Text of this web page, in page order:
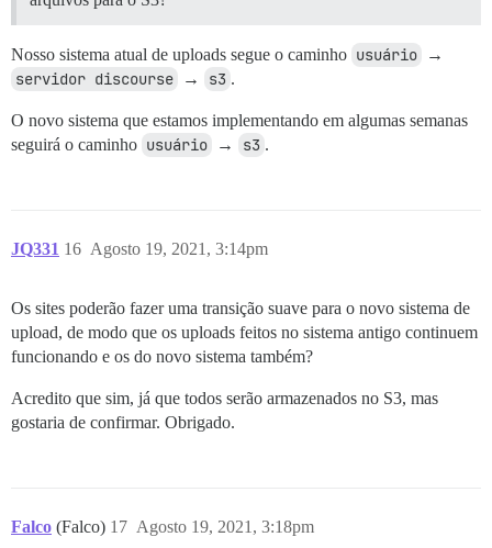
Nosso sistema atual de uploads segue o caminho usuário →
servidor discourse → s3 .
O novo sistema que estamos implementando em algumas semanas
seguirá o caminho usuário → s3 .
JQ331 Agosto 19, 2021, 3:14pm
16
Os sites poderão fazer uma transição suave para o novo sistema de
upload, de modo que os uploads feitos no sistema antigo continuem
funcionando e os do novo sistema também?
Acredito que sim, já que todos serão armazenados no S3, mas
gostaria de confirmar. Obrigado.
Falco (Falco) Agosto 19, 2021, 3:18pm
17